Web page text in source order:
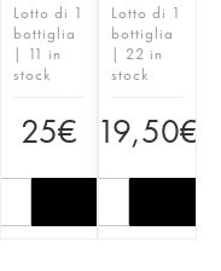
Lotto di 1
bottiglia
| 11 in
stock
25€
Lotto di 1
bottiglia
| 22 in
stock
19,50€